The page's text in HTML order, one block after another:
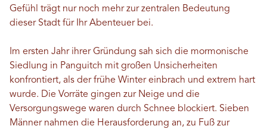
Gefühl trägt nur noch mehr zur zentralen Bedeutung
dieser Stadt für Ihr Abenteuer bei.
Im ersten Jahr ihrer Gründung sah sich die mormonische
Siedlung in Panguitch mit großen Unsicherheiten
konfrontiert, als der frühe Winter einbrach und extrem hart
wurde. Die Vorräte gingen zur Neige und die
Versorgungswege waren durch Schnee blockiert. Sieben
Männer nahmen die Herausforderung an, zu Fuß zur